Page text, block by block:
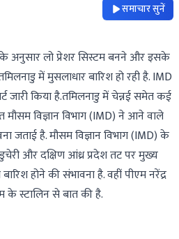
समाचार सुनें
अनुसार लो प्रेशर सिस्टम बनने और इसके
में मुसलाधार बारिश हो रही है. IMD
जारी किया है.तमिलनाडु में चेन्नई समेत कई
मौसम विज्ञान विभाग (IMD) ने आने वाले
जताई है. मौसम विज्ञान विभाग (IMD) के
और दक्षिण आंध्र प्रदेश तट पर मुख्य
होने की संभावना है. वहीं पीएम नरेंद्र
के स्टालिन से बात की है.